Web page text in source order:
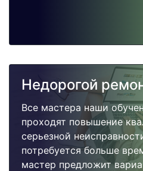
Недорогой
Все мастера наши
проходят повышение
серьезной
потребуется больше
мастер предложит